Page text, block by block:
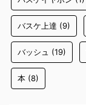
バスケ上達 (9)
バッシュ (19)
本 (8)